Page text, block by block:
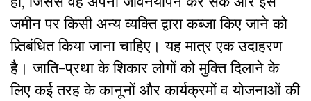
जमीन पर किसी अन्य व्यक्ति द्वारा कब्जा किए जाने को
प्र्तिबंधित किया जाना चाहिए। यह मात्र एक उदाहरण
है। जाति-प्रथा के शिकार लोगों को मुक्ति दिलाने के
लिए कई तरह के कानूनों और कार्यक्रमों व योजनाओं की